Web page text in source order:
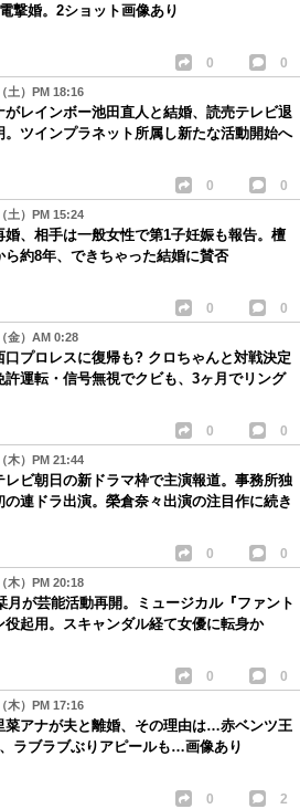
撃婚。2ショット画像あり
0 0
土）PM 18:16
がレインボー池田直人と結婚、読売テレビ退
。ツインプラネット所属し新たな活動開始へ
0 0
土）PM 15:24
婚、相手は一般女性で第1子妊娠も報告。檀
ら約8年、できちゃった結婚に賛否
0 0
金）AM 0:28
口プロレスに復帰も? クロちゃんと対戦決定
許運転・信号無視でクビも、3ヶ月でリング
0 0
木）PM 21:44
レビ朝日の新ドラマ枠で主演報道。事務所独
の連ドラ出演。榮倉奈々出演の注目作に続き
0 0
木）PM 20:18
月が芸能活動再開。ミュージカル『ファント
役起用。スキャンダル経て女優に転身か
0 0
木）PM 17:16
菜アナが夫と離婚、その理由は…赤ベンツ王
ラブラブぶりアピールも…画像あり
0 2